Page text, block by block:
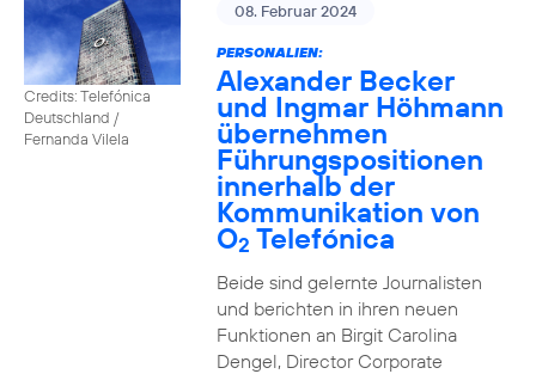
Credits: Telefónica
Deutschland /
Fernanda Vilela
08. Februar 2024
PERSONALIEN:
Alexander Becker
und Ingmar Höhmann
übernehmen
Führungspositionen
innerhalb der
Kommunikation von
O2 Telefónica
Beide sind gelernte Journalisten
und berichten in ihren neuen
Funktionen an Birgit Carolina
Dengel, Director Corporate